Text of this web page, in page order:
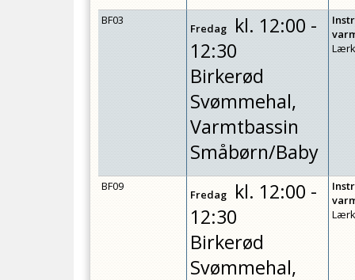
BF03
Fredag kl. 12:00 -
12:30
Birkerød
Svømmehal,
Varmtbassin
Småbørn/Baby
BF09
Fredag kl. 12:00 -
12:30
Birkerød
Svømmehal,